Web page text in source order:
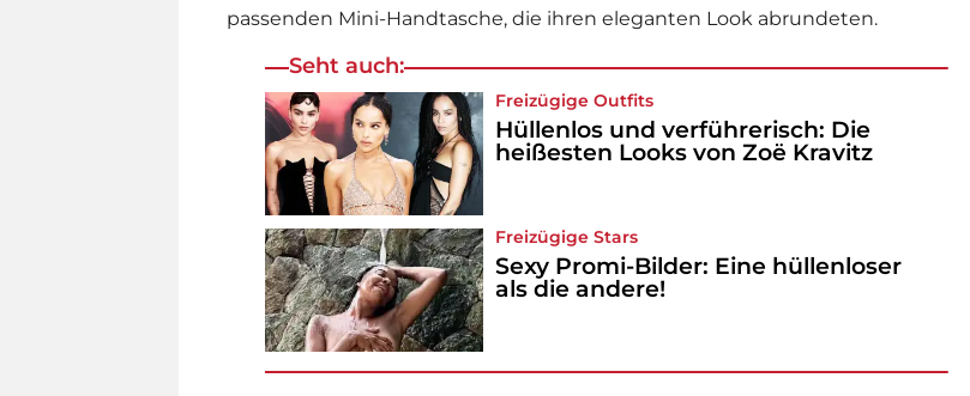
passenden Mini-Handtasche, die ihren eleganten Look abrundeten.
Seht auch:
Freizügige Outfits
Hüllenlos und verführerisch: Die
heißesten Looks von Zoë Kravitz
Freizügige Stars
Sexy Promi-Bilder: Eine hüllenloser
als die andere!